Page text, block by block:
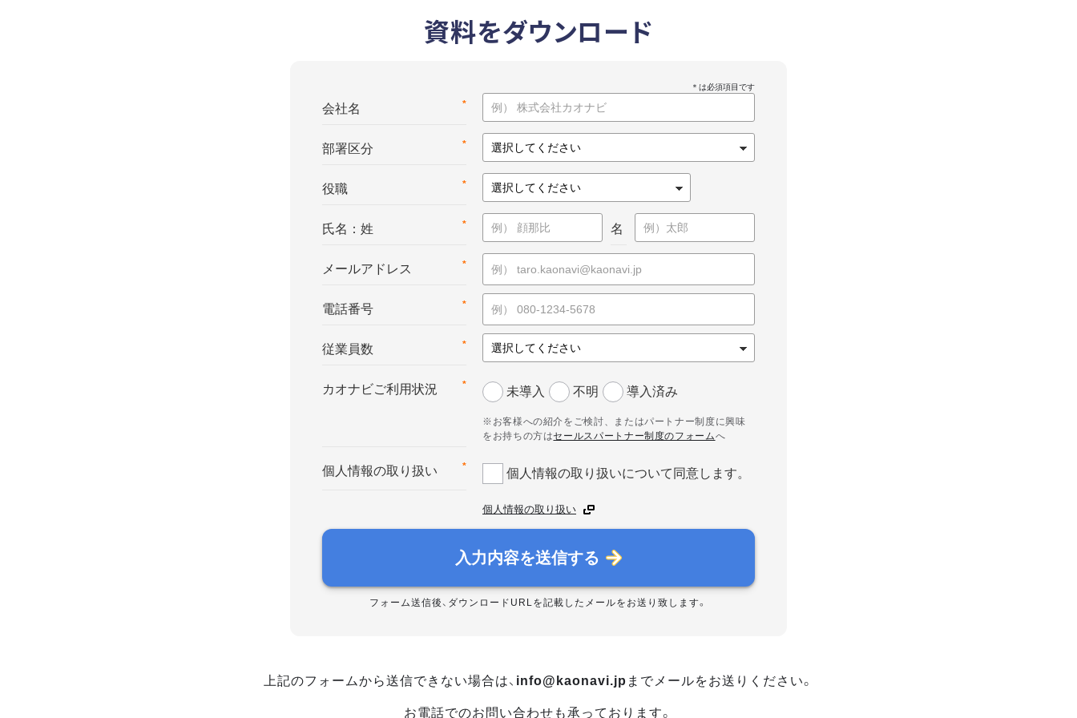
資料をダウンロード
*
会社名
*
部署区分
*
役職
*
氏名：姓 名
*
メールアドレス
*
電話番号
*
従業員数
*
カオナビご利用状況 未導入 不明 導入済み
※お客様への紹介をご検討、またはパートナー制度に興味
をお持ちの方はセールスパートナー制度のフォームへ
*
個人情報の取り扱い 個人情報の取り扱いについて同意します。
個人情報の取り扱い
入力内容を送信する
フォーム送信後、ダウンロードURLを記載したメールをお送り致します。
上記のフォームから送信できない場合は、 info@kaonavi.jp までメールをお送りください。
お電話でのお問い合わせも承っております。